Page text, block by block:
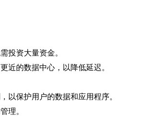
投资大量资金。
近的数据中心，以降低延迟。
以保护用户的数据和应用程序。
理。